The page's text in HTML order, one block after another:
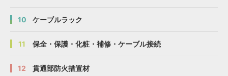
10 ケーブルラック
11 保全・保護・化粧・補修・ケーブル接続
12 貫通部防火措置材